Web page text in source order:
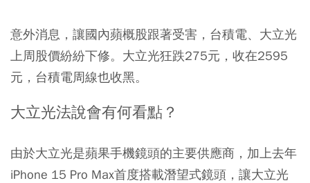
意外消息，讓國內蘋概股跟著受害，台積電、大立光
上周股價紛紛下修。大立光狂跌275元，收在2595
元，台積電周線也收黑。
大立光法說會有何看點？
由於大立光是蘋果手機鏡頭的主要供應商，加上去年
iPhone 15 Pro Max首度搭載潛望式鏡頭，讓大立光